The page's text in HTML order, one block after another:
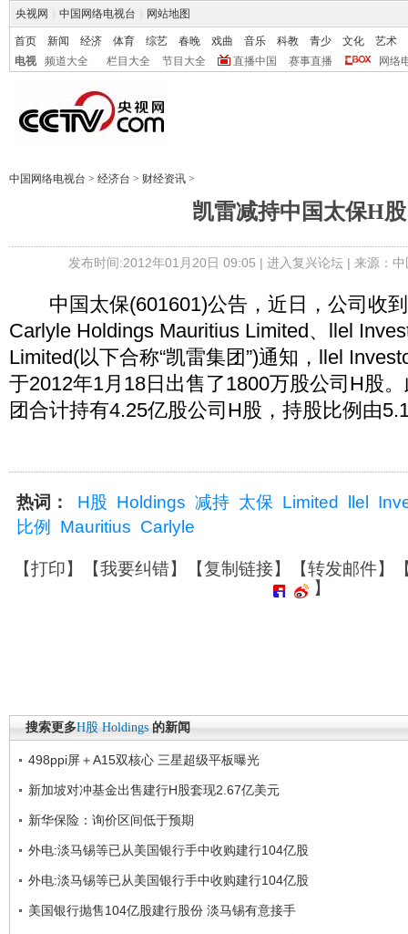
央视网 中国网络电视台 网站地图
首页 新闻 经济 体育 综艺 春晚 戏曲 音乐 科教 青少 文化
艺术
电视
频道大全 栏目大全 节目大全 直播中国 赛事直播 网络
中国网络电视台 > 经济台 > 财经资讯 >
凯雷减持中国太保H股
发布时间:2012年01月20日 09:05 | 进入复兴论坛| 来源：
中国太保(601601)公告，近日，公司收到
Carlyle Holdings Mauritius Limited、llel
Limited(以下合称“凯雷集团”)通知，llel
于2012年1月18日出售了1800万股公司H股
团合计持有4.25亿股公司H股，持股比例由
热词： H股 Holdings 减持 太保 Limited llel
比例
Mauritius Carlyle
【打印】【我要纠错】【复制链接】【转发邮件】
】
搜索更多H股 Holdings 的新闻
498ppi屏＋A15双核心 三星超级平板曝光
新加坡对冲基金出售建行H股套现2.67亿美元
新华保险：询价区间低于预期
外电:淡马锡等已从美国银行手中收购建行104亿股
外电:淡马锡等已从美国银行手中收购建行104亿股
美国银行抛售104亿股建行股份 淡马锡有意接手